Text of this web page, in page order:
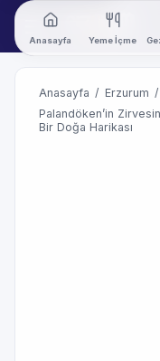
Anasayfa Yeme İçme
Anasayfa / Erzurum /
Palandöken’in
Bir Doğa Harikası